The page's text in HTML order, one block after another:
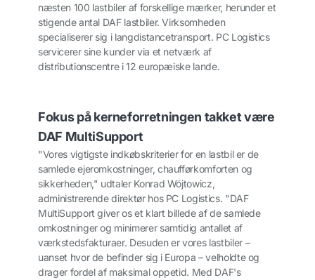
næsten 100 lastbiler af forskellige mærker, herunder et
stigende antal DAF lastbiler. Virksomheden
specialiserer sig i langdistancetransport. PC Logistics
servicerer sine kunder via et netværk af
distributionscentre i 12 europæiske lande.
Fokus på kerneforretningen takket være
DAF MultiSupport
"Vores vigtigste indkøbskriterier for en lastbil er de
samlede ejeromkostninger, chaufførkomforten og
sikkerheden," udtaler Konrad Wójtowicz,
administrerende direktør hos PC Logistics. "DAF
MultiSupport giver os et klart billede af de samlede
omkostninger og minimerer samtidig antallet af
værkstedsfakturaer. Desuden er vores lastbiler –
uanset hvor de befinder sig i Europa – velholdte og
drager fordel af maksimal oppetid. Med DAF's